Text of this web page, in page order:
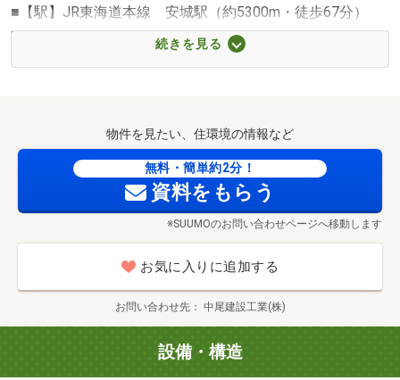
■【駅】JR東海道本線 安城駅（約5300m・徒歩67分）
■【その他環境】あんくるバス 安城養護学校入り口（約
■【幼稚園・保育園】さくら保育園（約650m・徒歩9分）
■【幼稚園・保育園】麦のうさぎ保育園（約1500m・徒歩
■【小学校】桜井小学校（約1300m・徒歩17分）
■【中学校】桜井中学校（約900m・徒歩12分）
■【ショッピングセンター】アピタ安城南店（約700m・徒
■【ドラッグストア】ウエルシア安城桜井町店（約300m・
徒歩4分）
■【ドラッグストア】スギドラッグ桜井南店（約450m・徒
続きを見る
物件を見たい、住環境の情報など
無料・簡単約2分！
資料をもらう
※SUUMOのお問い合わせページへ移動します
お気に入りに追加する
お問い合わせ先 中尾建設工業(株)
設備・構造